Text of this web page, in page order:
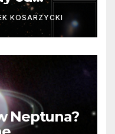
Niezwykle
KOSARZYCKI
Neptuna?